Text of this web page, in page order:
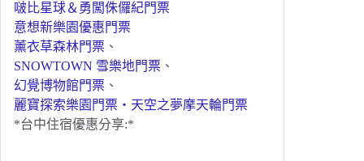
啵比星球＆勇闖侏儸紀門票
意想新樂園優惠門票
薰衣草森林門票 、
SNOWTOWN 雪樂地門票 、
幻覺博物館門票 、
麗寶探索樂園門票・天空之夢摩天輪門票
*台中住宿優惠分享:*